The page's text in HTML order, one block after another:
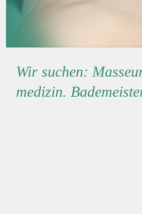
Wir suchen:
medizin.